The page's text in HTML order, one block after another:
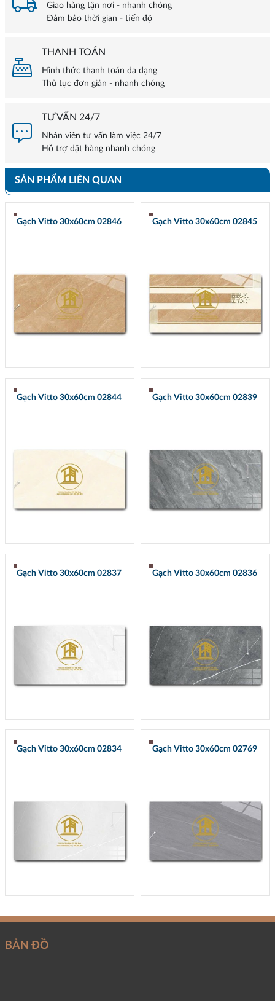
Giao hàng tận nơi - nhanh chóng
Đảm bảo thời gian - tiến độ
THANH TOÁN
Hình thức thanh toán đa dạng
Thủ tục đơn giản - nhanh chóng
TƯ VẤN 24/7
Nhân viên tư vấn làm việc 24/7
Hỗ trợ đặt hàng nhanh chóng
SẢN PHẨM LIÊN QUAN
Gạch Vitto 30x60cm 02846 Gạch Vitto 30x60cm 02845
Gạch Vitto 30x60cm 02844 Gạch Vitto 30x60cm 02839
Gạch Vitto 30x60cm 02837 Gạch Vitto 30x60cm 02836
Gạch Vitto 30x60cm 02834 Gạch Vitto 30x60cm 02769
BẢN ĐỒ